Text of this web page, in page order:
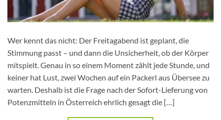
Wer kennt das nicht: Der Freitagabend ist geplant, die
Stimmung passt – und dann die Unsicherheit, ob der Körper
mitspielt. Genau in so einem Moment zählt jede Stunde, und
keiner hat Lust, zwei Wochen auf ein Packerl aus Übersee zu
warten. Deshalb ist die Frage nach der Sofort-Lieferung von
Potenzmitteln in Österreich ehrlich gesagt die […]